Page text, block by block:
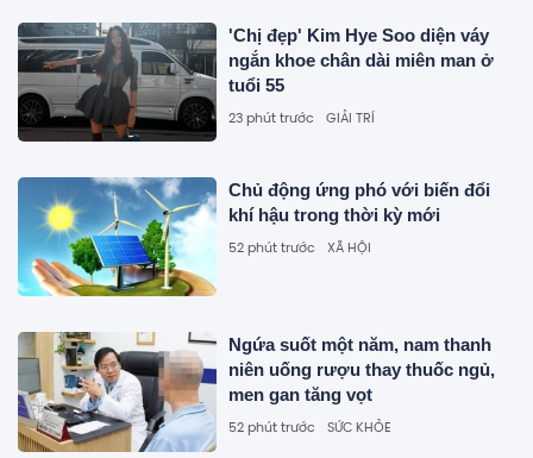
'Chị đẹp' Kim Hye Soo diện váy
ngắn khoe chân dài miên man ở
tuổi 55
23 phút trước GIẢI TRÍ
Chủ động ứng phó với biến đổi
khí hậu trong thời kỳ mới
52 phút trước XÃ HỘI
Ngứa suốt một năm, nam thanh
niên uống rượu thay thuốc ngủ,
men gan tăng vọt
52 phút trước SỨC KHỎE